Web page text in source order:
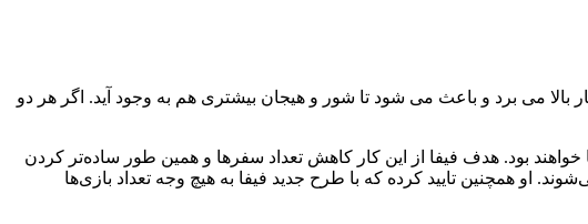
بالا می برد و باعث می شود تا شور و هیجان بیشتری هم به وجود آید. اگر هر دو
خواهند بود. هدف فیفا از این کار کاهش تعداد سفرها و همین طور ساده‌تر کردن
او همچنین تایید کرده که با طرح جدید فیفا به هیچ وجه تعداد بازی‌ها